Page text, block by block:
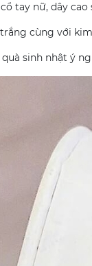
tay nữ, dây
cùng với
sinh nhật ý